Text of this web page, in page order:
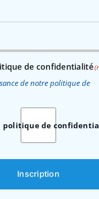
de confidentialité
notre politique de
politique de
Inscription